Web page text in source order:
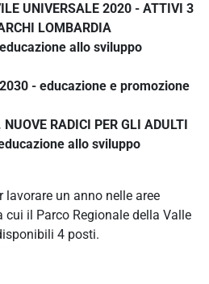
UNIVERSALE 2020 - ATTIVI 3
LOMBARDIA
educazione allo sviluppo
2030 - educazione e promozione
RADICI PER GLI ADULTI
allo sviluppo
un anno nelle aree
cui il Parco Regionale della Valle
4 posti.